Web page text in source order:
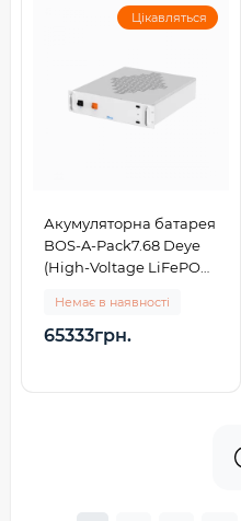
Цікавляться
Акумуляторна батарея
BOS-A-Pack7.68 Deye
(High-Voltage LiFePO4
Немає в наявності
65333грн.